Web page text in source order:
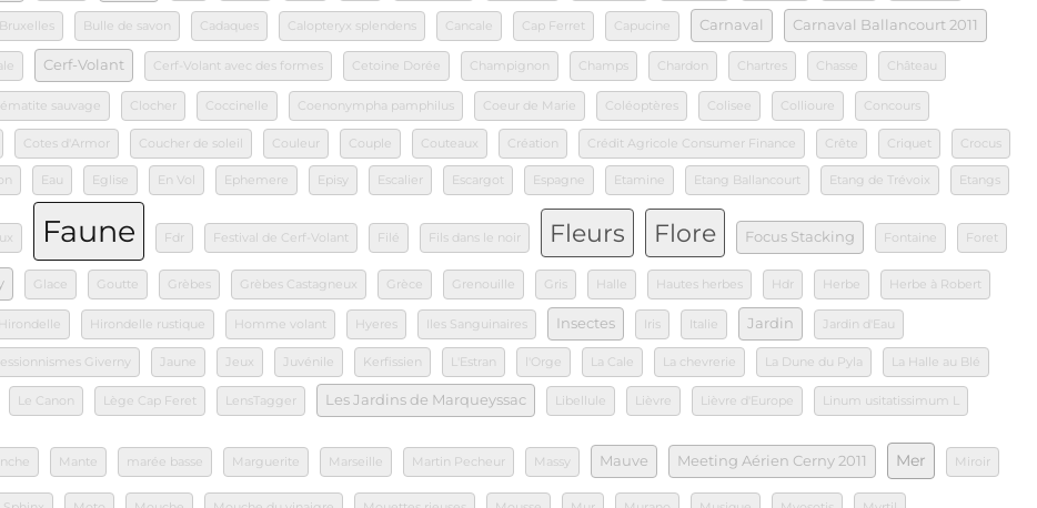
Bruxelles Bulle de savon Cadaques Calopteryx splendens Cancale Cap Ferret Capucine Carnaval Carnaval Ballancourt 2011
Cerf-Volant Cerf-Volant avec des formes Cetoine Dorée Champignon Champs Chardon Chartres Chasse Château
sauvage Clocher Coccinelle Coenonympha pamphilus Coeur de Marie Coléoptères Colisee Collioure Concours
Cotes d'Armor Coucher de soleil Couleur Couple Couteaux Création Crédit Agricole Consumer Finance Crête Criquet Crocus
Eau Eglise En Vol Ephemere Episy Escalier Escargot Espagne Etamine Etang Ballancourt Etang de Trévoix Etangs
Faune Fdr Festival de Cerf-Volant Filé Fils dans le noir Fleurs Flore Focus Stacking Fontaine Foret
Glace Goutte Grèbes Grèbes Castagneux Grèce Grenouille Gris Halle Hautes herbes Hdr Herbe Herbe à Robert
Hirondelle Hirondelle rustique Homme volant Hyeres Iles Sanguinaires Insectes Iris Italie Jardin Jardin d'Eau
Giverny Jaune Jeux Juvénile Kerfissien L'Estran l'Orge La Cale La chevrerie La Dune du Pyla La Halle au Blé
Le Canon Lège Cap Feret LensTagger Les Jardins de Marqueyssac Libellule Lièvre Lièvre d'Europe Linum usitatissimum L
Mante marée basse Marguerite Marseille Martin Pecheur Massy Mauve Meeting Aérien Cerny 2011 Mer Miroir